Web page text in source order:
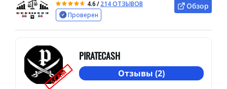
4.6/214 ОТЗЫВОВ
Проверен
Обзор
SCAM
PIRATECASH
Отзывы (2)